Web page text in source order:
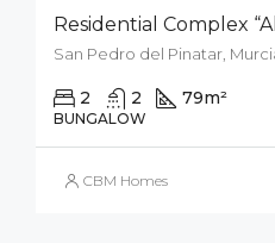
Residential Complex
San Pedro del Pinatar,
2 2 79m²
BUNGALOW
CBM Homes